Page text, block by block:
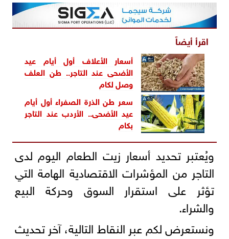
اقرأ أيضاً
أسعار الأعلاف أول أيام عيد
الأضحى عند التاجر.. طن العلف
وصل لكام
سعر طن الذرة الصفراء أول أيام
عيد الأضحى.. الأردب عند التاجر
بكام
ويُعتبر تحديد أسعار زيت الطعام اليوم لدى
التاجر من المؤشرات الاقتصادية الهامة التي
تؤثر على استقرار السوق وحركة البيع
والشراء.
ونستعرض لكم عبر النقاط التالية، آخر تحديث